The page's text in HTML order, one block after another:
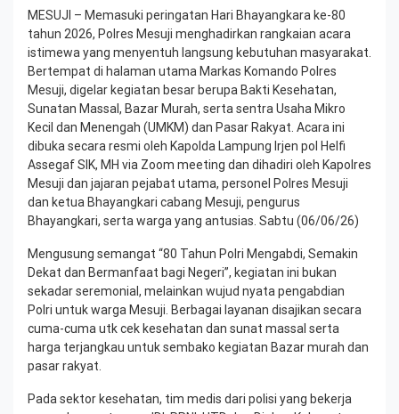
MESUJI – Memasuki peringatan Hari Bhayangkara ke-80
tahun 2026, Polres Mesuji menghadirkan rangkaian acara
istimewa yang menyentuh langsung kebutuhan masyarakat.
Bertempat di halaman utama Markas Komando Polres
Mesuji, digelar kegiatan besar berupa Bakti Kesehatan,
Sunatan Massal, Bazar Murah, serta sentra Usaha Mikro
Kecil dan Menengah (UMKM) dan Pasar Rakyat. Acara ini
dibuka secara resmi oleh Kapolda Lampung Irjen pol Helfi
Assegaf SIK, MH via Zoom meeting dan dihadiri oleh Kapolres
Mesuji dan jajaran pejabat utama, personel Polres Mesuji
dan ketua Bhayangkari cabang Mesuji, pengurus
Bhayangkari, serta warga yang antusias. Sabtu (06/06/26)
Mengusung semangat “80 Tahun Polri Mengabdi, Semakin
Dekat dan Bermanfaat bagi Negeri”, kegiatan ini bukan
sekadar seremonial, melainkan wujud nyata pengabdian
Polri untuk warga Mesuji. Berbagai layanan disajikan secara
cuma-cuma utk cek kesehatan dan sunat massal serta
harga terjangkau untuk sembako kegiatan Bazar murah dan
pasar rakyat.
Pada sektor kesehatan, tim medis dari polisi yang bekerja